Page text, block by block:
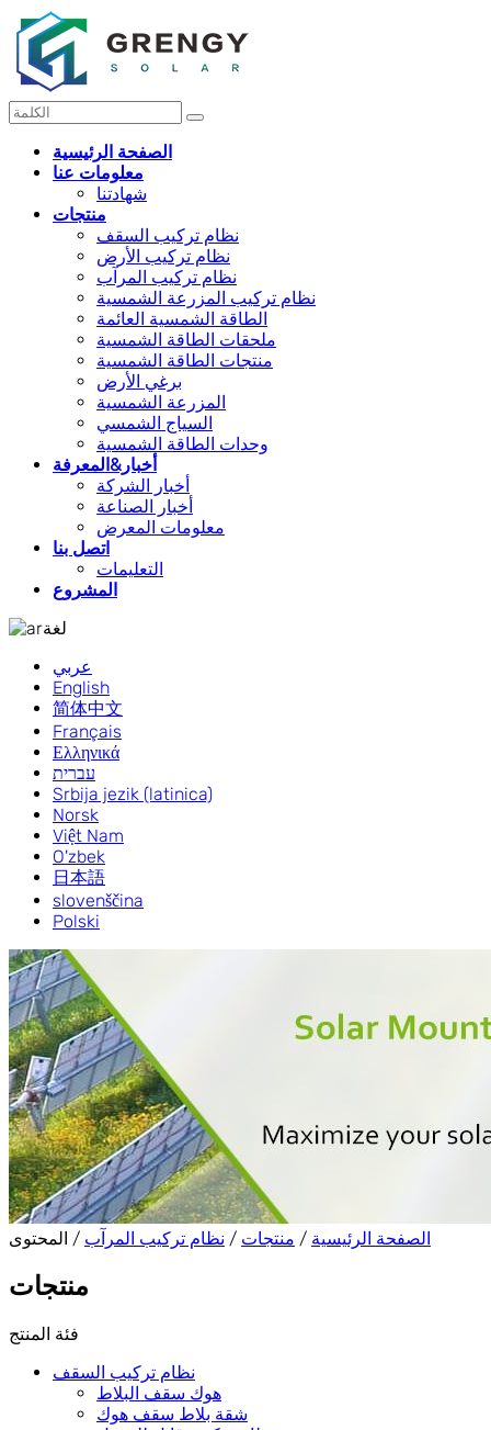
الصفحة الرئيسية
معلومات عنا
شهادتنا
منتجات
نظام تركيب السقف
نظام تركيب الأرض
نظام تركيب المرآب
نظام تركيب المزرعة الشمسية
الطاقة الشمسية العائمة
ملحقات الطاقة الشمسية
منتجات الطاقة الشمسية
برغي الأرض
المزرعة الشمسية
السياج الشمسي
وحدات الطاقة الشمسية
أخبار&المعرفة
أخبار الشركة
أخبار الصناعة
معلومات المعرض
اتصل بنا
التعليمات
المشروع
لغة
عربي
English
简体中文
Français
Ελληνικά
עברית
Srbija jezik (latinica)
Norsk
Việt Nam
O'zbek
日本語
slovenščina
Polski
الصفحة الرئيسية / منتجات / نظام تركيب المرآب / المحتوى
منتجات
فئة المنتج
نظام تركيب السقف
هوك سقف البلاط
شقة بلاط سقف هوك